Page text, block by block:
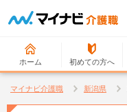
ホーム 初めての方へ
マイナビ介護職 新潟県